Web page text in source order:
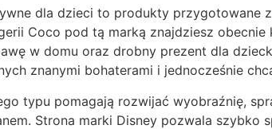
dla dzieci to produkty przygotowane
Coco pod tą marką znajdziesz
w domu oraz drobny prezent dla
znanymi bohaterami i jednocześnie
typu pomagają rozwijać wyobraźnię,
Strona marki Disney pozwala